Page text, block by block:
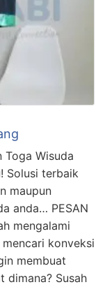
Toga Wisuda
Solusi terbaik
maupun
anda… PESAN
mengalami
konveksi
membuat
dimana? Susah